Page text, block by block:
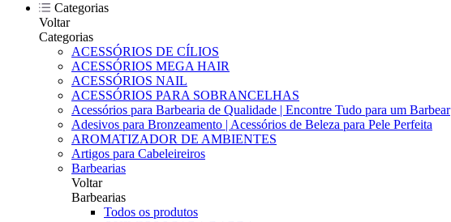
Categorias
Voltar
Categorias
ACESSÓRIOS DE CÍLIOS
ACESSÓRIOS MEGA HAIR
ACESSÓRIOS NAIL
ACESSÓRIOS PARA SOBRANCELHAS
Acessórios para Barbearia de Qualidade | Encontre Tudo para um Barbear
Adesivos para Bronzeamento | Acessórios de Beleza para Pele Perfeita
AROMATIZADOR DE AMBIENTES
Artigos para Cabeleireiros
Barbearias
Voltar
Barbearias
Todos os produtos